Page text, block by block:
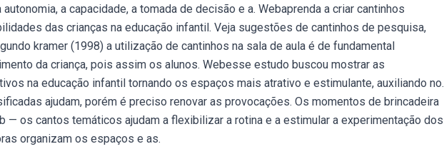
a capacidade, a tomada de decisão e a. Webaprenda a criar cantinhos
das crianças na educação infantil. Veja sugestões de cantinhos de pesquisa,
kramer (1998) a utilização de cantinhos na sala de aula é de fundamental
da criança, pois assim os alunos. Webesse estudo buscou mostrar as
na educação infantil tornando os espaços mais atrativo e estimulante, auxiliando no.
ajudam, porém é preciso renovar as provocações. Os momentos de brincadeira
— os cantos temáticos ajudam a flexibilizar a rotina e a estimular a experimentação dos
organizam os espaços e as.